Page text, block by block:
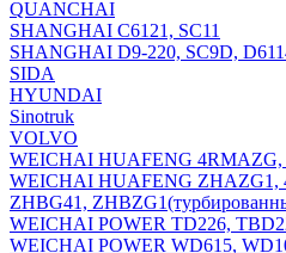
QUANCHAI
SHANGHAI C6121, SC11
SHANGHAI D9-220, SC9D,
SIDA
HYUNDAI
Sinotruk
VOLVO
WEICHAI HUAFENG 4RMAZG,
WEICHAI HUAFENG ZHAZG1,
ZHBG41,
WEICHAI POWER TD226,
WEICHAI POWER WD615,